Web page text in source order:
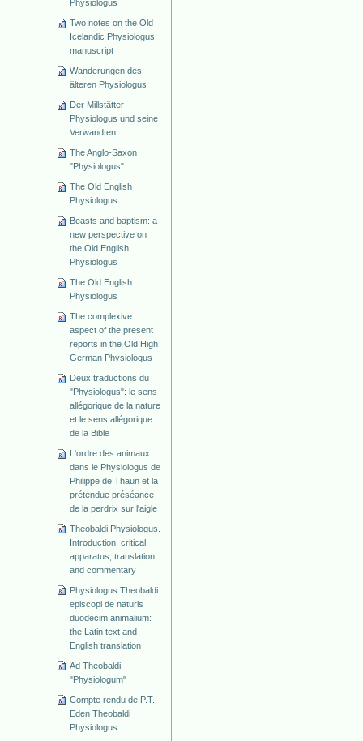
Physiologus
Two notes on the Old
Icelandic Physiologus
manuscript
Wanderungen des
älteren Physiologus
Der Millstätter
Physiologus und seine
Verwandten
The Anglo-Saxon
"Physiologus"
The Old English
Physiologus
Beasts and baptism: a
new perspective on
the Old English
Physiologus
The Old English
Physiologus
The complexive
aspect of the present
reports in the Old High
German Physiologus
Deux traductions du
"Physiologus": le sens
allégorique de la nature
et le sens allégorique
de la Bible
L'ordre des animaux
dans le Physiologus de
Philippe de Thaün et la
prétendue préséance
de la perdrix sur l'aigle
Theobaldi Physiologus.
Introduction, critical
apparatus, translation
and commentary
Physiologus Theobaldi
episcopi de naturis
duodecim animalium:
the Latin text and
English translation
Ad Theobaldi
"Physiologum"
Compte rendu de P.T.
Eden Theobaldi
Physiologus